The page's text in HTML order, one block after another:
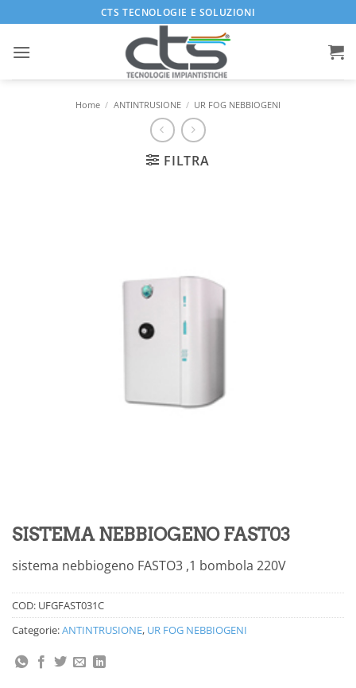
ai
contenuti
CTS TECNOLOGIE E SOLUZIONI
Home / ANTINTRUSIONE / UR FOG NEBBIOGENI
FILTRA
SISTEMA NEBBIOGENO FAST03
sistema nebbiogeno FASTO3 ,1 bombola 220V
COD: UFGFAST031C
Categorie:ANTINTRUSIONE, UR FOG NEBBIOGENI